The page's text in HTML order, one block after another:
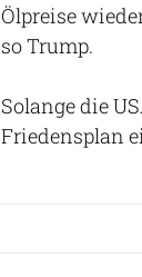
Ölpreise
so Trump.
Solange die
Friedensplan